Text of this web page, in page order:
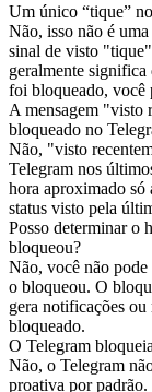
Um único “tique”
Não, isso não é
sinal de visto
geralmente
foi bloqueado, você
A mensagem "visto
bloqueado no
Não, "visto
Telegram nos
hora aproximado só
status visto pela
Posso determinar o
bloqueou?
Não, você não pode
o bloqueou. O
gera notificações
bloqueado.
O Telegram
Não, o Telegram
proativa por